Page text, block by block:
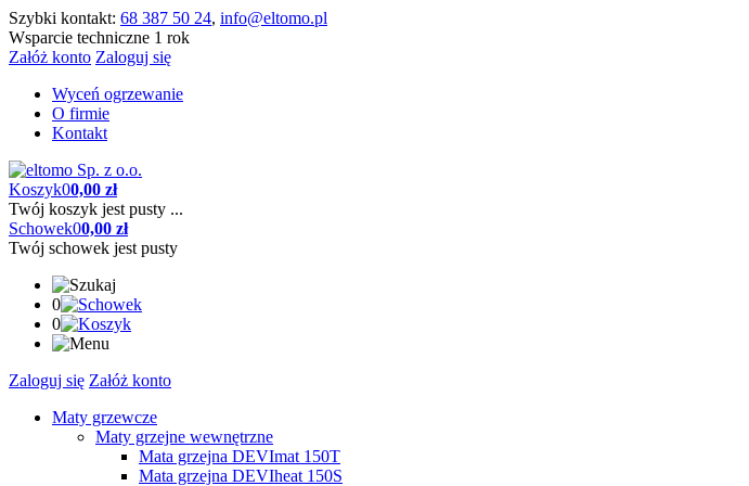
Szybki kontakt: 68 387 50 24, info@eltomo.pl
Wsparcie techniczne 1 rok
Załóż konto Zaloguj się
Wyceń ogrzewanie
O firmie
Kontakt
Koszyk00,00 zł
Twój koszyk jest pusty ...
Schowek00,00 zł
Twój schowek jest pusty
0
0
Zaloguj się Załóż konto
Maty grzewcze
Maty grzejne wewnętrzne
Mata grzejna DEVImat 150T
Mata grzejna DEVIheat 150S